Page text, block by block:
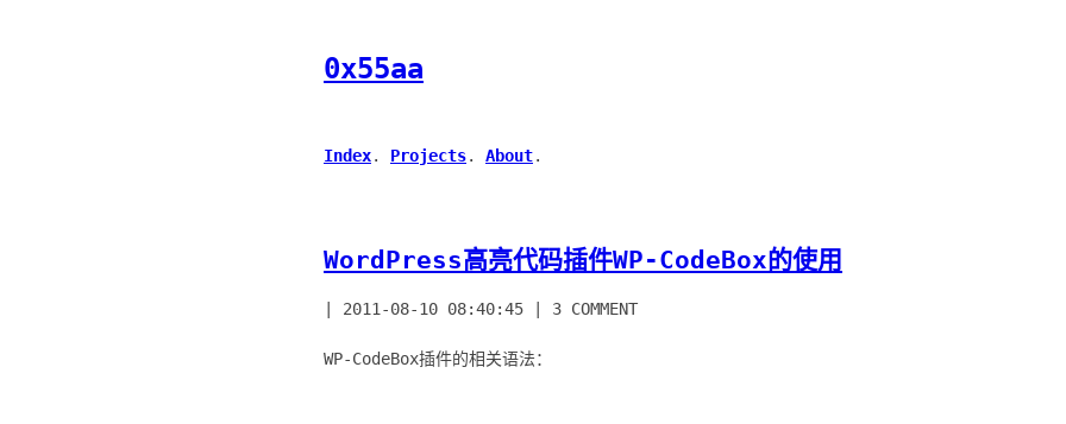
0x55aa
Index. Projects. About.
WordPress高亮代码插件WP-CodeBox的使用
2011-08-10 08:40:45 3 COMMENT
WP-CodeBox插件的相关语法：